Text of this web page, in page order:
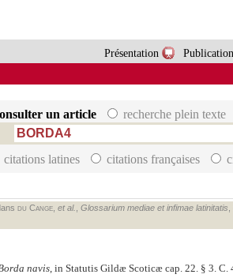
Présentation
un article recherche plein texte
citations latines citations françaises
du Cange, et al. Glossarium mediae et infimae latinitatis
navis, in Statutis Gildæ Scoticæ cap. 22. § 3. C.